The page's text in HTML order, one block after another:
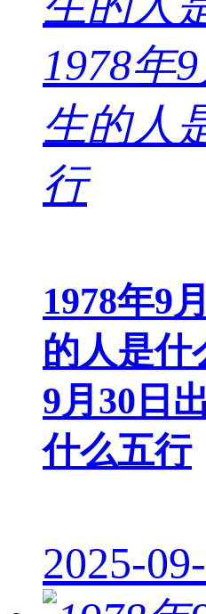
1978年9
的人是什
9月30日
什么五行
2025-